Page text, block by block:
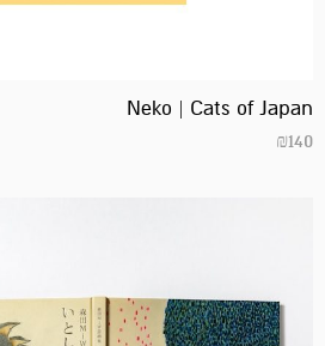
Neko | Cats of Japan
₪140